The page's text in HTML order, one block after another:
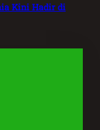
Kini Hadir di